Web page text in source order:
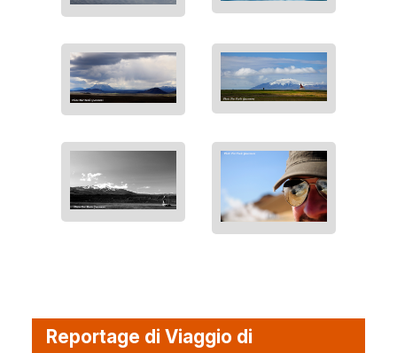
Reportage di Viaggio di